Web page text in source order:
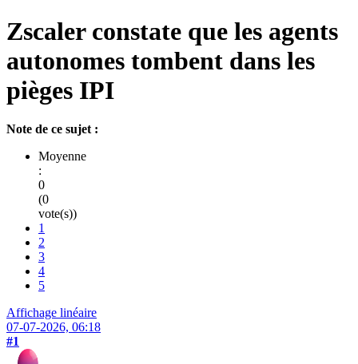
Zscaler constate que les agents
autonomes tombent dans les
pièges IPI
Note de ce sujet :
Moyenne
:
0
(0
vote(s))
1
2
3
4
5
Affichage linéaire
07-07-2026, 06:18
#1